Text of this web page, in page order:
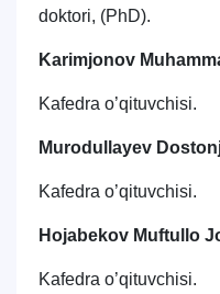
doktori, (PhD).
Karimjonov
Kafedra o’qituvchisi.
Murodullayev
Kafedra o’qituvchisi.
Hojabekov Muftullo
Kafedra o’qituvchisi.